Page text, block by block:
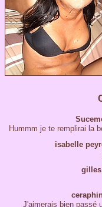
Hummm je te remplirai la
isabelle
gilles
J'aimerais bien passé